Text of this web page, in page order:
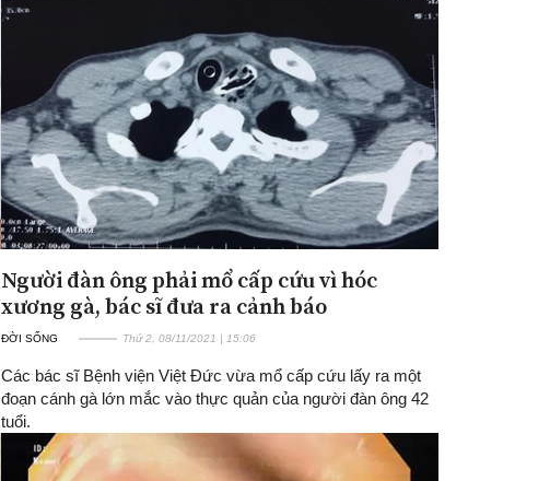
Người đàn ông phải mổ cấp cứu vì hóc
xương gà, bác sĩ đưa ra cảnh báo
ĐỜI SỐNG Thứ 2, 08/11/2021 | 15:06
Các bác sĩ Bệnh viện Việt Đức vừa mổ cấp cứu lấy ra một
đoạn cánh gà lớn mắc vào thực quản của người đàn ông 42
tuổi.